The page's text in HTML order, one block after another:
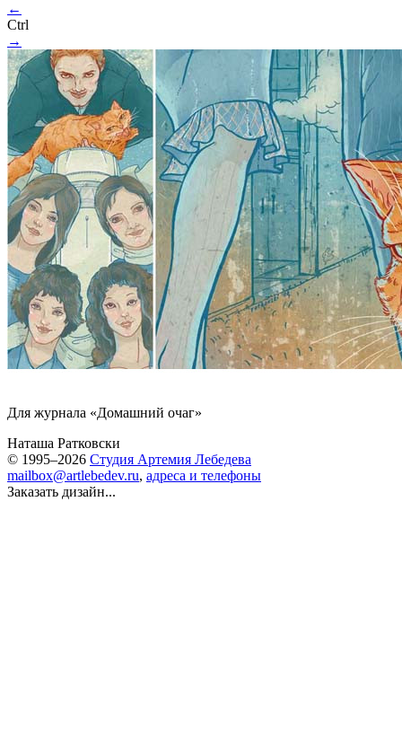
←
Ctrl
→
Для журнала «Домашний очаг»
Наташа Ратковски
© 1995–2026 Студия Артемия Лебедева
mailbox@artlebedev.ru, адреса и телефоны
Заказать дизайн...